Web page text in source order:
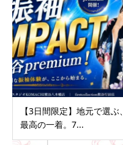
【3日間限定】地元で選ぶ、
最高の一着。7...